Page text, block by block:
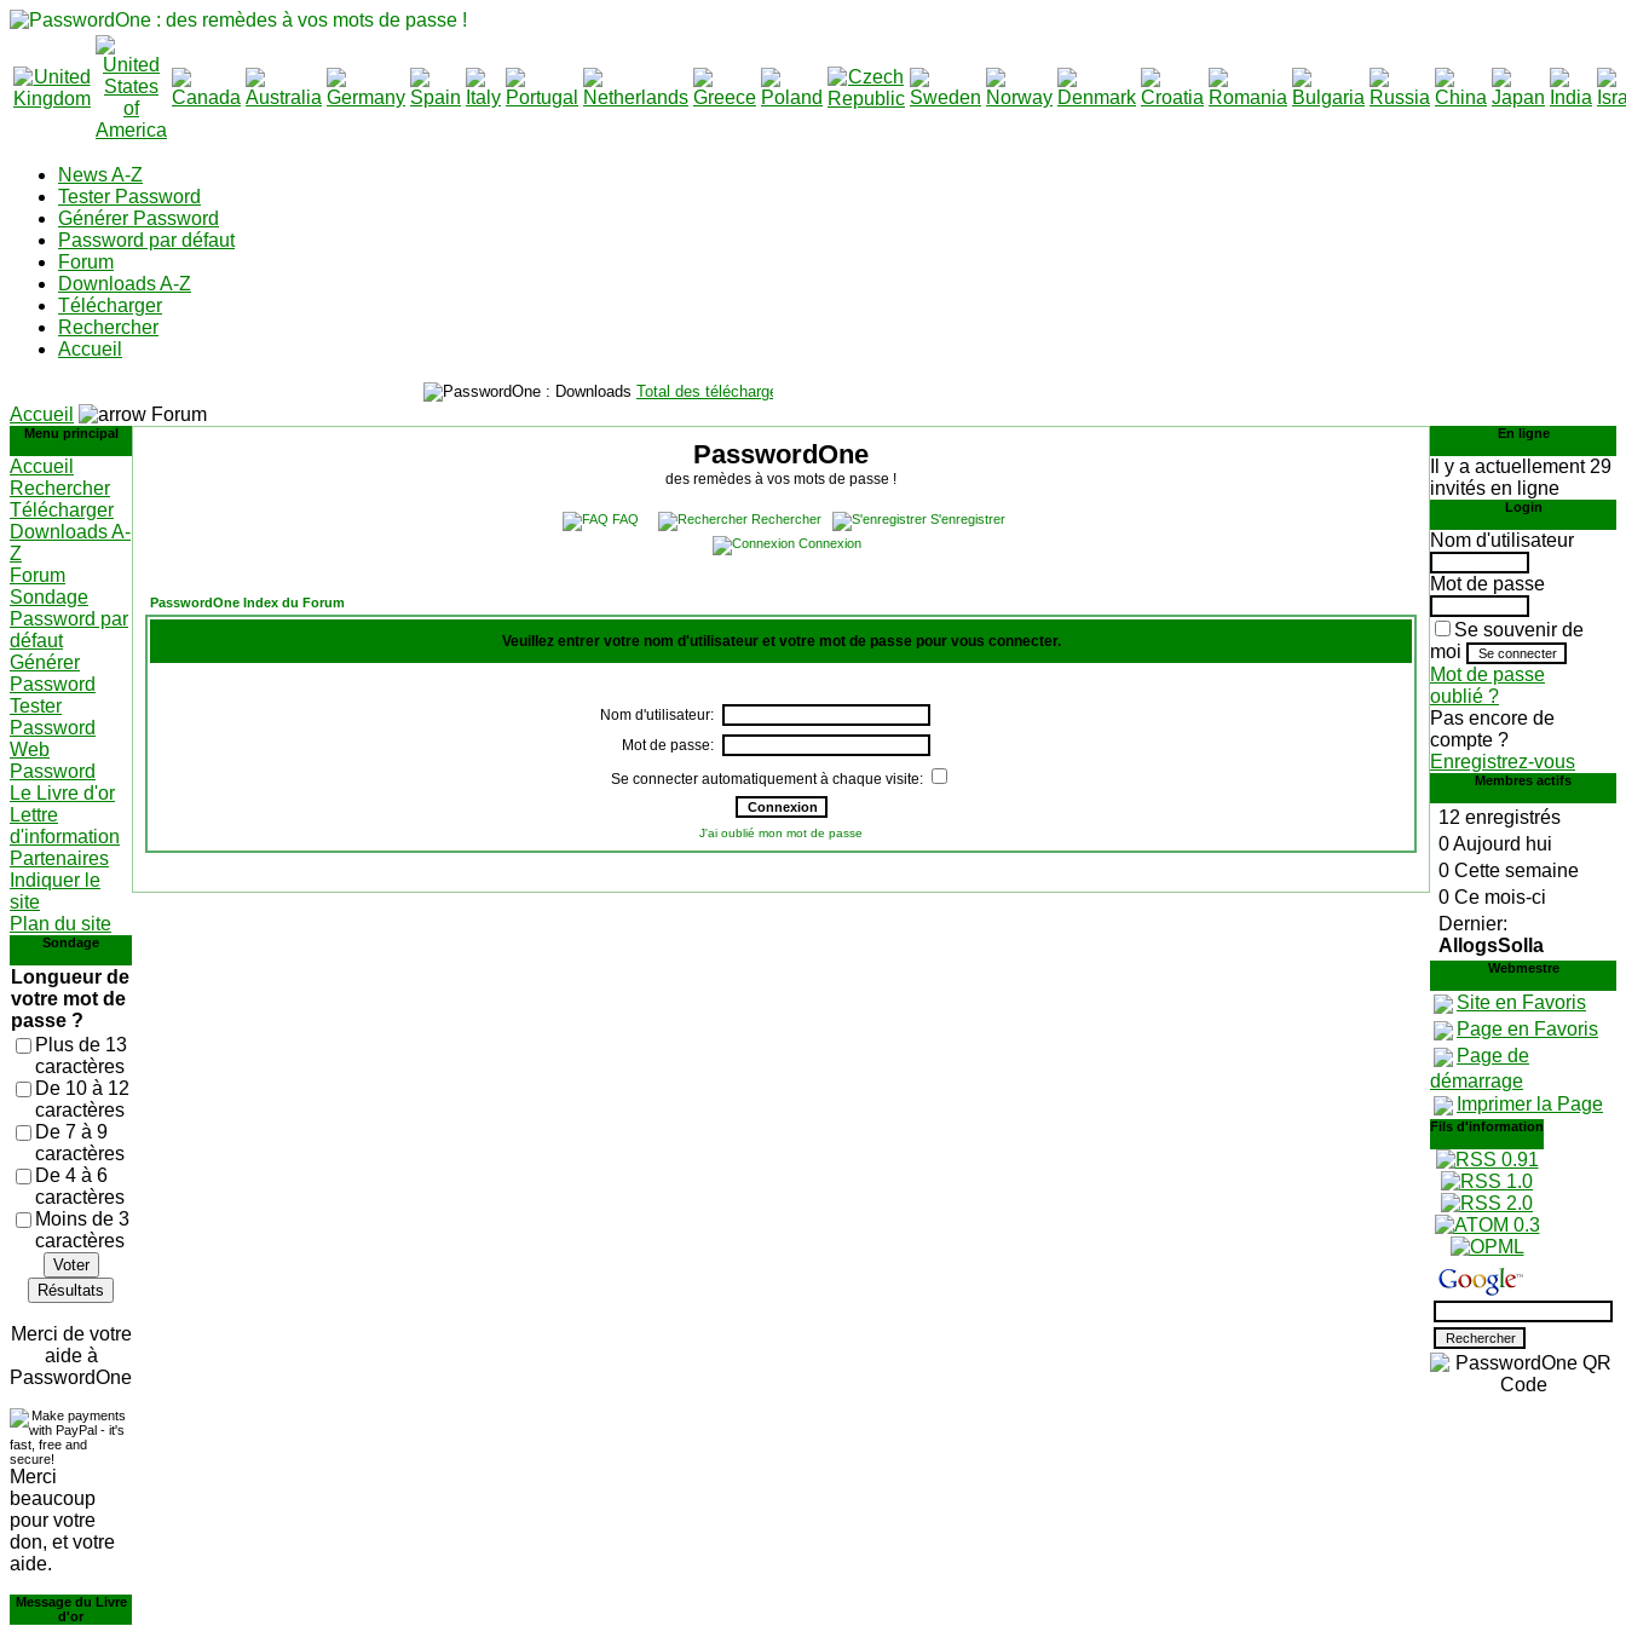
News A-Z
Tester Password
Générer Password
Password par défaut
Forum
Downloads A-Z
Télécharger
Rechercher
Accueil
Total des téléchargements
Accueil
Forum
Menu principal
Accueil
Rechercher
Télécharger
Downloads A-
Z
Forum
Sondage
Password par
défaut
Générer
Password
Tester
Password
Web
Password
Le Livre d'or
Lettre
d'information
Partenaires
Indiquer le
site
Plan du site
Sondage
Longueur de
votre mot de
passe ?
Plus de 13
caractères
De 10 à 12
caractères
De 7 à 9
caractères
De 4 à 6
caractères
Moins de 3
caractères
Voter
Résultats
Merci de votre
aide à
PasswordOne
Merci
beaucoup
pour votre
don, et votre
aide.
Message du Livre
d'or
PasswordOne
des remèdes à vos mots de passe !
FAQ Rechercher
S'enregistrer
Connexion
PasswordOne Index du Forum
Veuillez entrer votre nom d'utilisateur et votre mot de passe pour vous connecter.
Nom d'utilisateur:
Mot de passe:
Se connecter automatiquement à chaque visite:
J'ai oublié mon mot de passe
En ligne
Il y a actuellement 29
invités en ligne
Login
Nom d'utilisateur
Mot de passe
Se souvenir de
moi
Mot de passe
oublié ?
Pas encore de
compte ?
Enregistrez-vous
Membres actifs
12 enregistrés
0 Aujourd hui
0 Cette semaine
0 Ce mois-ci
Dernier:
AllogsSolla
Webmestre
Site en Favoris
Page en Favoris
Page de
démarrage
Imprimer la Page
Fils d'information